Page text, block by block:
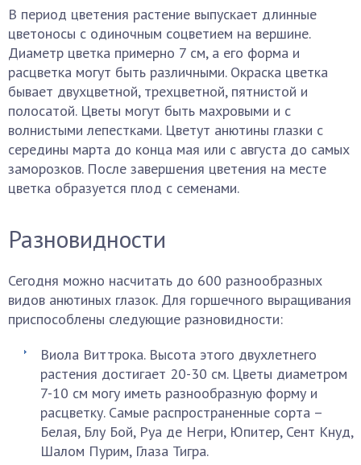
В период цветения растение выпускает длинные
цветоносы с одиночным соцветием на вершине.
Диаметр цветка примерно 7 см, а его форма и
расцветка могут быть различными. Окраска цветка
бывает двухцветной, трехцветной, пятнистой и
полосатой. Цветы могут быть махровыми и с
волнистыми лепестками. Цветут анютины глазки с
середины марта до конца мая или с августа до самых
заморозков. После завершения цветения на месте
цветка образуется плод с семенами.
Разновидности
Сегодня можно насчитать до 600 разнообразных
видов анютиных глазок. Для горшечного выращивания
приспособлены следующие разновидности:
Виола Виттрока. Высота этого двухлетнего
растения достигает 20-30 см. Цветы диаметром
7-10 см могу иметь разнообразную форму и
расцветку. Самые распространенные сорта –
Белая, Блу Бой, Руа де Негри, Юпитер, Сент Кнуд,
Шалом Пурим, Глаза Тигра.